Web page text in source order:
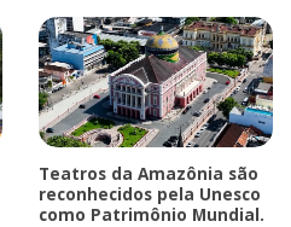
Teatros da Amazônia são
reconhecidos pela Unesco
como Patrimônio Mundial.